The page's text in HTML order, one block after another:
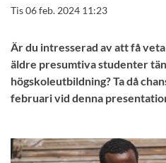
Tis 06 feb. 2024 11:23
Är du intresserad av att få
äldre presumtiva studenter
högskoleutbildning? Ta då
februari vid denna